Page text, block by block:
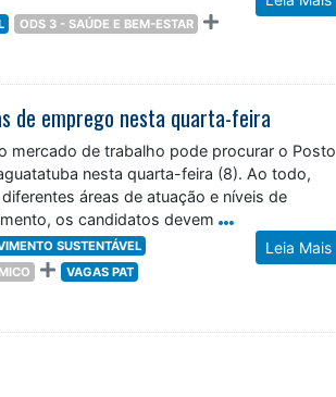
ODS 3 - SAÚDE E BEM-ESTAR
de emprego nesta quarta-feira
mercado de trabalho pode procurar o Posto
nesta quarta-feira (8). Ao todo,
áreas de atuação e níveis de
os candidatos devem
Leia Mais
SUSTENTÁVEL
VAGAS PAT